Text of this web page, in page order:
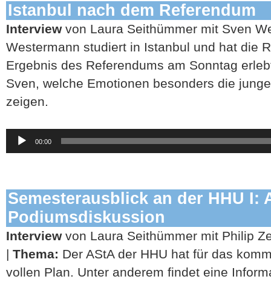
Istanbul nach dem Referendum
Interviewvon Laura Seithümmer mit Sven
Westermann studiert in Istanbul und hat die
Ergebnis des Referendums am Sonntag
Sven, welche Emotionen besonders die
zeigen.
Audio-
Player
00:00
Semesterausblick an der HHU I:
Podiumsdiskussion
Interviewvon Laura Seithümmer mit Philip
| Thema: Der AStA der HHU hat für das
vollen Plan. Unter anderem findet eine